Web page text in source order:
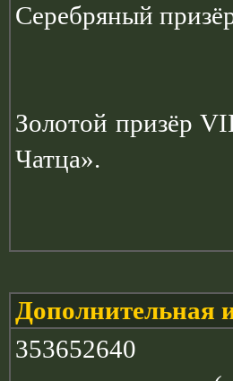
Серебряный
Золотой призёр
Чатца».
Дополнительная
353652640